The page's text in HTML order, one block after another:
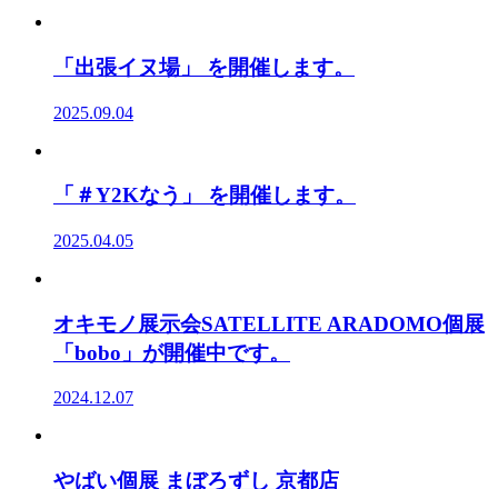
「出張イヌ場」 を開催します。
2025.09.04
「＃Y2Kなう」 を開催します。
2025.04.05
オキモノ展示会SATELLITE ARADOMO個展
「bobo」が開催中です。
2024.12.07
やばい個展 まぼろずし 京都店